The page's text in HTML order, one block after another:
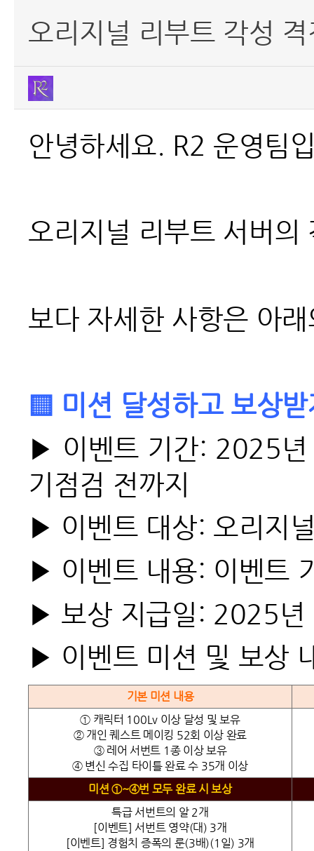
오리지널 리부트 각성
안녕하세요. R2 운영팀
오리지널 리부트 서버의
보다 자세한 사항은 아
▒ 미션 달성하고 보상
▶ 이벤트 기간: 2025
기점검 전까지
▶ 이벤트 대상: 오리지
▶ 이벤트 내용: 이벤트
▶ 보상 지급일: 2025년
▶ 이벤트 미션 및 보상
기본 미션 내용
① 캐릭터 100Lv 이상 달성 및 보유
② 개인 퀘스트 메이킹 52회 이상 완료
③ 레어 서번트 1종 이상 보유
④ 변신 수집 타이틀 완료 수 35개 이상
미션 ①~④번 모두완료 시 보상
특급 서번트의 알 2개
[이벤트] 서번트 영약(대) 3개
[이벤트] 경험치 증폭의 룬(3배)(1일) 3개